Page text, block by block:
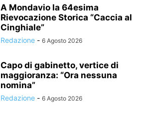
A Mondavio la 64esima
Rievocazione Storica “Caccia al
Cinghiale”
Redazione - 6 Agosto 2026
Capo di gabinetto, vertice di
maggioranza: “Ora nessuna
nomina”
Redazione - 6 Agosto 2026